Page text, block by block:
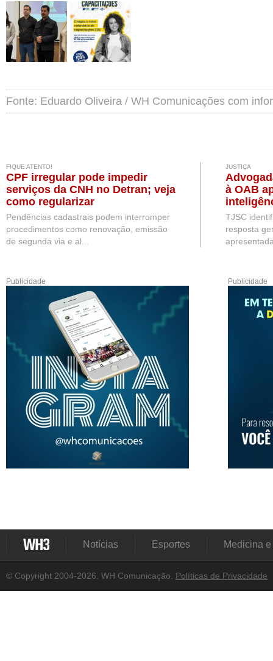
Fonte: Eduardo Oliveira / WH Comunicações com
FIQUE ATENTO!
CPF irregular pode impedir
serviços da CNH no Detran; veja
como regularizar
Pendências cadastrais podem interromper
procedimentos como renovação, emissão
de segunda via e al...
JUSTIÇA
à OAB
TJSC
resposta
Publicidade Publicidade
Notícias Esportes Medicina
© Copyright 2004-2026. WH Comunicação. Políticas de Privacidade